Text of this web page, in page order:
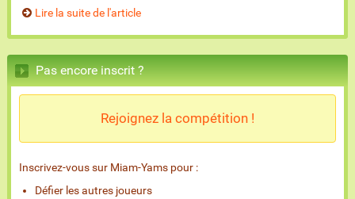
Lire la suite de l'article
Pas encore inscrit ?
Rejoignez la compétition !
Inscrivez-vous sur Miam-Yams pour :
Défier les autres joueurs